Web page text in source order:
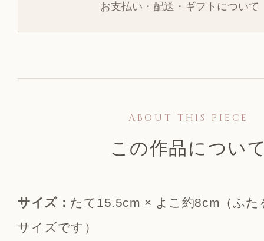
お支払い・配送・ギフトについて
ABOUT THIS PIECE
この作品につい
サイズ： たて15.5cm × よこ約8cm（ふた
サイズです）